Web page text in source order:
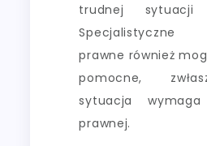
trudnej sytuacji
Specjalistyczne
prawne również
pomocne,
sytuacja
prawnej.